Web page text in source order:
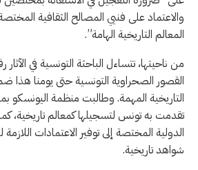
والاعتماد على فنيي المصالح الثقافية
المعالم التاريخية الهامة”.
من ناحيتها، تتساءل الباحثة التونسية في
القصور الصحراوية التونسية حتى يومنا هذا
التاريخية المهمة. وطالبت منظمة
تقدمت به تونس لتسجيلها كمعالم تاريخية،
الدولية المختصة إلى توفير الاعتمادات اللازمة
شواهد تاريخية.